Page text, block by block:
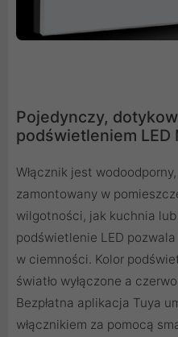
Pojedynczy,
podświetleniem LED
Włącznik jest
zamontowany w
wilgotności, jak kuchnia lub
podświetlenie LED
w ciemności. Kolor
światło wyłączone a
Bezpłatna aplikacja Tuya
włącznikiem za pomocą